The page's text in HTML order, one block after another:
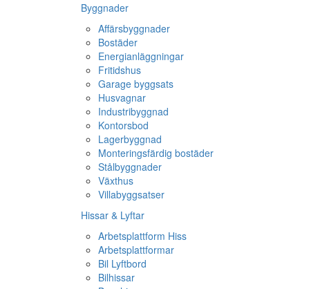
Byggnader
Affärsbyggnader
Bostäder
Energianläggningar
Fritidshus
Garage byggsats
Husvagnar
Industribyggnad
Kontorsbod
Lagerbyggnad
Monteringsfärdig bostäder
Stålbyggnader
Växthus
Villabyggsatser
Hissar & Lyftar
Arbetsplattform Hiss
Arbetsplattformar
Bil Lyftbord
Bilhissar